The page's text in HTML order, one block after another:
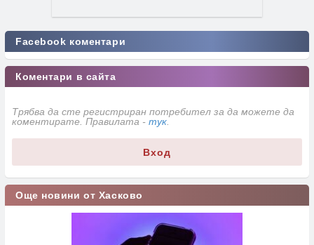
Facebook коментари
Коментари в сайта
Трябва да сте регистриран потребител за да можете да
коментирате. Правилата - тук
Вход
Още новини от Хасково